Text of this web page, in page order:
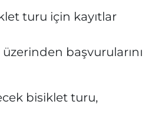
turu için kayıtlar
başvurularını
bisiklet turu,